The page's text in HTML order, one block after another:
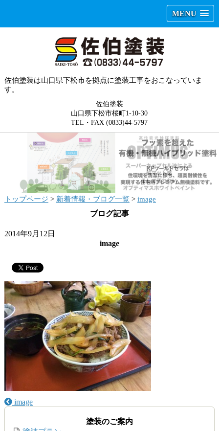
MENU
佐伯塗装は山口県下松市を拠点に塗装工事をおこなっていま
す。
佐伯塗装
山口県下松市桜町1-10-30
TEL・FAX (0833)44-5797
トップページ > 新着情報・ブログ一覧> image
ブログ記事
2014年9月12日
image
image
塗装のご案内